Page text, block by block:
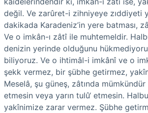
değil. Ve zarûret-i zihniyeye zıddiyeti
dakikada Karadeniz’in yere batması,
Ve o imkân-ı zâtî ile muhtemeldir.
denizin yerinde olduğunu
biliyoruz. Ve o ihtimâl-i imkânî ve o
şekk vermez, bir şübhe getirmez,
Meselâ, şu güneş, zâtında
etmesin veya yarın tulû‘ etmesin.
yakînimize zarar vermez. Şübhe